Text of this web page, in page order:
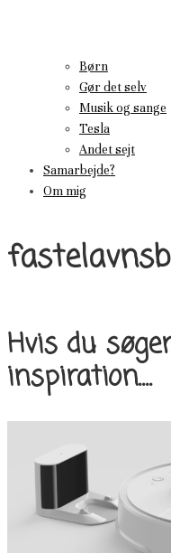
Børn
Gør det selv
Musik og sange
Tesla
Andet sejt
Samarbejde?
Om mig
Hvis du
inspiration....